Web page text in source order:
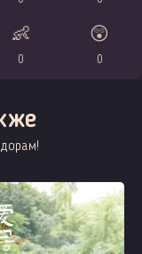
👶
0
😲
0